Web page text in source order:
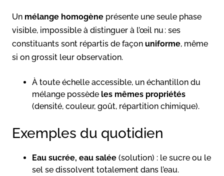
Un mélange homogène présente une seule phase
visible, impossible à distinguer à l’œil nu : ses
constituants sont répartis de façon uniforme, même
si on grossit leur observation.
À toute échelle accessible, un échantillon du
mélange possède les mêmes propriétés
(densité, couleur, goût, répartition chimique).
Exemples du quotidien
Eau sucrée, eau salée (solution) : le sucre ou le
sel se dissolvent totalement dans l’eau.